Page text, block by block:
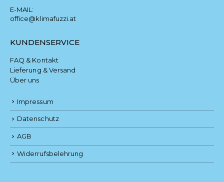
E-MAIL:
office@klimafuzzi.at
KUNDENSERVICE
FAQ & Kontakt
Lieferung & Versand
Über uns
Impressum
Datenschutz
AGB
Widerrufsbelehrung